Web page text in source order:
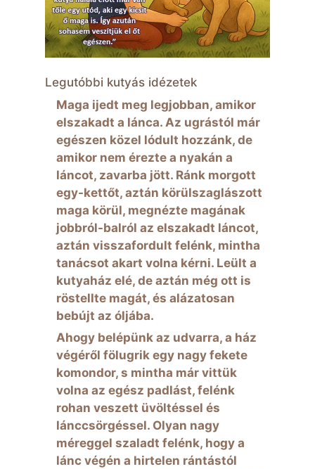
Legutóbbi kutyás idézetek
Maga ijedt meg legjobban, amikor
elszakadt a lánca. Az ugrástól már
egészen közel lódult hozzánk, de
amikor nem érezte a nyakán a
láncot, zavarba jött. Ránk morgott
egy-kettőt, aztán körülszaglászott
maga körül, megnézte magának
jobbról-balról az elszakadt láncot,
aztán visszafordult felénk, mintha
tanácsot akart volna kérni. Leült a
kutyaház elé, de aztán még ott is
röstellte magát, és alázatosan
bebújt az óljába.
Ahogy belépünk az udvarra, a ház
végéről fölugrik egy nagy fekete
komondor, s mintha már vittük
volna az egész padlást, felénk
rohan veszett üvöltéssel és
lánccsörgéssel. Olyan nagy
méreggel szaladt felénk, hogy a
lánc végén a hirtelen rántástól